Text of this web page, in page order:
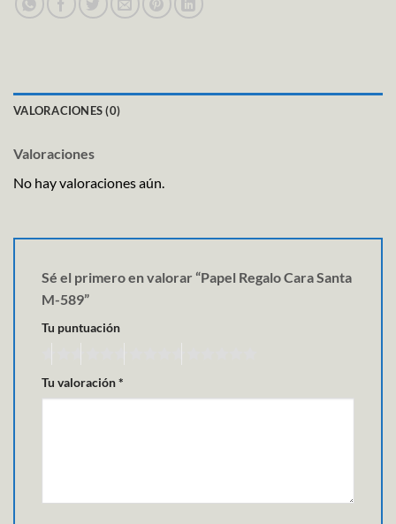
VALORACIONES (0)
Valoraciones
No hay valoraciones aún.
Sé el primero en valorar “Papel Regalo Cara Santa
M-589”
Tu puntuación
Tu valoración*